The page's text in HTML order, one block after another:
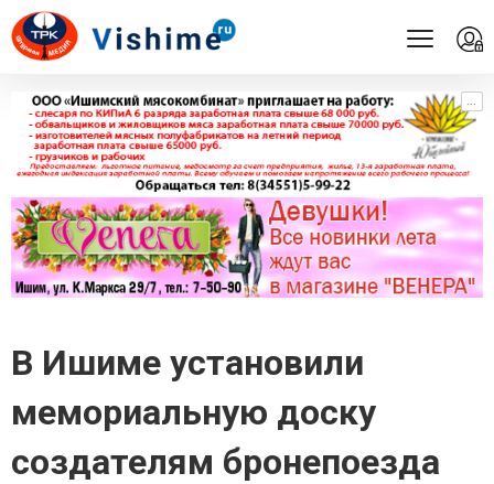
...
...
В Ишиме установили
мемориальную доску
создателям бронепоезда